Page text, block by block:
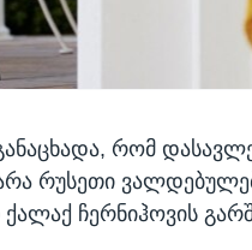
განაცხადა, რომ
რუსეთი
ჩერნიჰოვის